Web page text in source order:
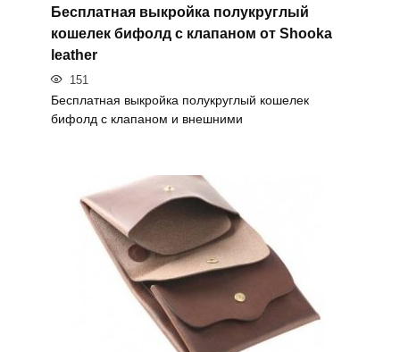
Бесплатная выкройка полукруглый
кошелек бифолд с клапаном от Shooka
leather
151
Бесплатная выкройка полукруглый кошелек
бифолд с клапаном и внешними